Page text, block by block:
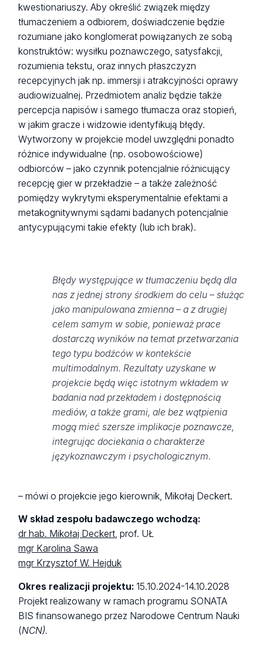
kwestionariuszy. Aby określić związek między
tłumaczeniem a odbiorem, doświadczenie będzie
rozumiane jako konglomerat powiązanych ze sobą
konstruktów: wysiłku poznawczego, satysfakcji,
rozumienia tekstu, oraz innych płaszczyzn
recepcyjnych jak np. immersji i atrakcyjności oprawy
audiowizualnej. Przedmiotem analiz będzie także
percepcja napisów i samego tłumacza oraz stopień,
w jakim gracze i widzowie identyfikują błędy.
Wytworzony w projekcie model uwzględni ponadto
różnice indywidualne (np. osobowościowe)
odbiorców – jako czynnik potencjalnie różnicujący
recepcję gier w przekładzie – a także zależność
pomiędzy wykrytymi eksperymentalnie efektami a
metakognitywnymi sądami badanych potencjalnie
antycypującymi takie efekty (lub ich brak).
Błędy występujące w tłumaczeniu będą dla
nas z jednej strony środkiem do celu – służąc
jako manipulowana zmienna – a z drugiej
celem samym w sobie, ponieważ prace
dostarczą wyników na temat przetwarzania
tego typu bodźców w kontekście
multimodalnym. Rezultaty uzyskane w
projekcie będą więc istotnym wkładem w
badania nad przekładem i dostępnością
mediów, a także grami, ale bez wątpienia
mogą mieć szersze implikacje poznawcze,
integrując dociekania o charakterze
językoznawczym i psychologicznym.
– mówi o projekcie jego kierownik, Mikołaj Deckert.
W skład zespołu badawczego wchodzą:
dr hab. Mikołaj Deckert, prof. UŁ
mgr Karolina Sawa
mgr Krzysztof W. Hejduk
Okres realizacji projektu:15.10.2024-14.10.2028
Projekt realizowany w ramach programu SONATA
BIS finansowanego przez Narodowe Centrum Nauki
(NCN).